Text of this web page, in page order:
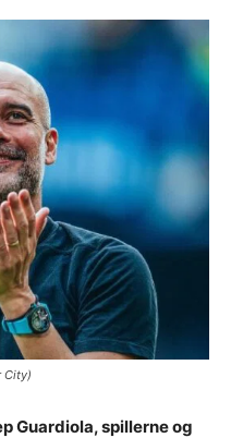
City)
Guardiola, spillerne og